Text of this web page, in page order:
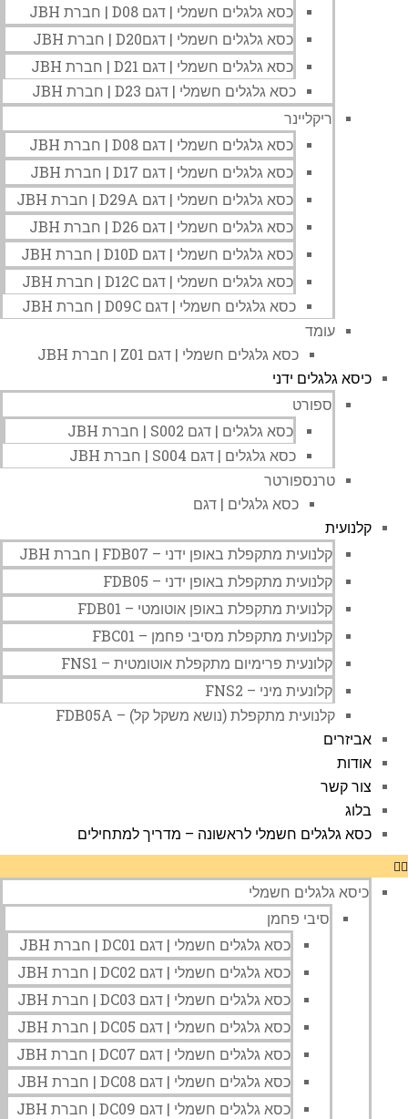
כסא גלגלים חשמלי | דגם D08 | חברת JBH
כסא גלגלים חשמלי | דגםD20 | חברת JBH
כסא גלגלים חשמלי | דגם D21 | חברת JBH
כסא גלגלים חשמלי | דגם D23 | חברת JBH
ריקליינר
כסא גלגלים חשמלי | דגם D08 | חברת JBH
כסא גלגלים חשמלי | דגם D17 | חברת JBH
כסא גלגלים חשמלי | דגם D29A | חברת JBH
כסא גלגלים חשמלי | דגם D26 | חברת JBH
כסא גלגלים חשמלי | דגם D10D | חברת JBH
כסא גלגלים חשמלי | דגם D12C | חברת JBH
כסא גלגלים חשמלי | דגם D09C | חברת JBH
עומד
כסא גלגלים חשמלי | דגם Z01 | חברת JBH
כיסא גלגלים ידני
ספורט
כסא גלגלים | דגם S002 | חברת JBH
כסא גלגלים | דגם S004 | חברת JBH
טרנספורטר
כסא גלגלים | דגם
קלנועית
קלנועית מתקפלת באופן ידני – FDB07 | חברת JBH
קלנועית מתקפלת באופן ידני – FDB05
קלנועית מתקפלת באופן אוטומטי – FDB01
קלנועית מתקפלת מסיבי פחמן – FBC01
קלונעית פרימיום מתקפלת אוטומטית – FNS1
קלונעית מיני – FNS2
קלנועית מתקפלת (נושא משקל קל) – FDB05A
אביזרים
אודות
צור קשר
בלוג
כסא גלגלים חשמלי לראשונה – מדריך למתחילים
כיסא גלגלים חשמלי
סיבי פחמן
כסא גלגלים חשמלי | דגם DC01 | חברת JBH
כסא גלגלים חשמלי | דגם DC02 | חברת JBH
כסא גלגלים חשמלי | דגם DC03 | חברת JBH
כסא גלגלים חשמלי | דגם DC05 | חברת JBH
כסא גלגלים חשמלי | דגם DC07 | חברת JBH
כסא גלגלים חשמלי | דגם DC08 | חברת JBH
כסא גלגלים חשמלי | דגם DC09 | חברת JBH